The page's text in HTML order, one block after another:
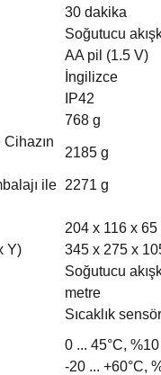
30 dakika
Soğutucu
AA pil (1.5 V)
İngilizce
IP42
768 g
2185 g
ile 2271 g
204 x 116 x 65
Y)
345 x 275 x
Soğutucu
metre
Sıcaklık
0 ... 45°C,
-20 ... +60°C,